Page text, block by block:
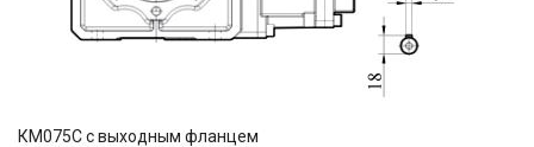
КМ075С с выходным фланцем